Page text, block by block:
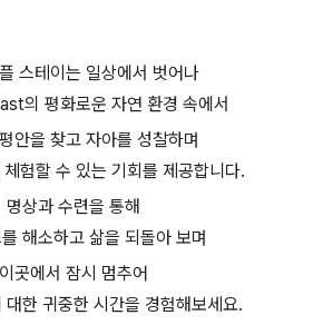
스테이는 일상에서 벗어나
의 평화로운 자연 환경 속에서
안을 찾고 자아를 성찰하며
험할 수 있는 기회를 제공합니다.
명상과 수련을 통해
해소하고 삶을 되돌아 보며
이곳에서 잠시 멈추어
대한 귀중한 시간을 경험해보세요.